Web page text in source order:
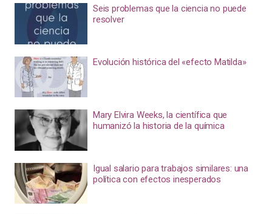
Seis problemas que la ciencia no puede
resolver
Evolución histórica del «efecto Matilda»
Mary Elvira Weeks, la científica que
humanizó la historia de la química
Igual salario para trabajos similares: una
política con efectos inesperados